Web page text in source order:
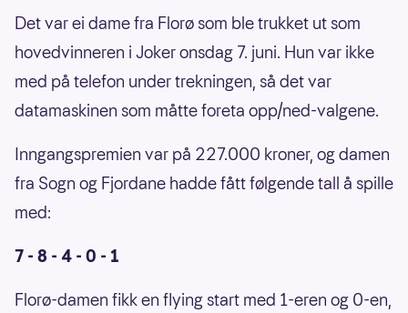
Det var ei dame fra Florø som ble trukket ut som
hovedvinneren i Joker onsdag 7. juni. Hun var ikke
med på telefon under trekningen, så det var
datamaskinen som måtte foreta opp/ned-valgene.
Inngangspremien var på 227.000 kroner, og damen
fra Sogn og Fjordane hadde fått følgende tall å spille
med:
7 - 8 - 4 - 0 - 1
Florø-damen fikk en flying start med 1-eren og 0-en,